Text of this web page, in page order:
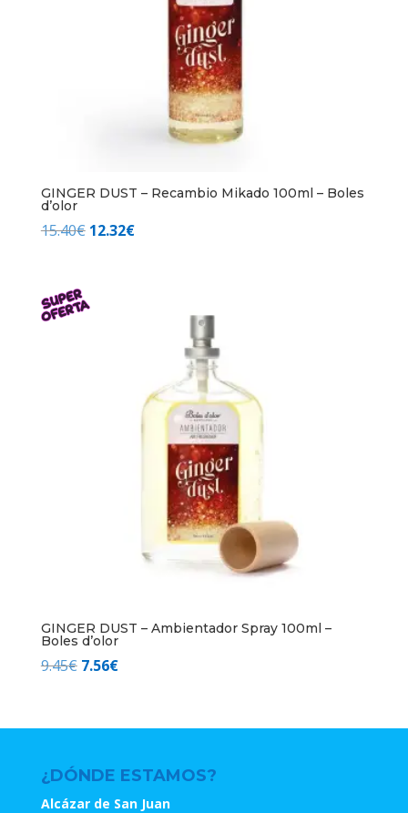
GINGER DUST – Recambio Mikado 100ml – Boles
d’olor
15.40€ El
era:
12.32€El
GINGER DUST – Ambientador Spray 100ml –
Boles d’olor
9.45€ El
7.56€El
¿DÓNDE ESTAMOS?
Alcázar de San Juan